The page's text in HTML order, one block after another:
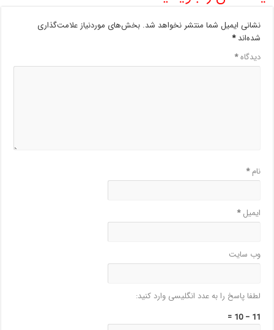
نشانی ایمیل شما منتشر نخواهد شد. بخش‌های موردنیاز علامت‌گذاری
شده‌اند*
دیدگاه*
نام*
ایمیل*
وب‌ سایت
لطفا پاسخ را به عدد انگلیسی وارد کنید:
11 − 10 =